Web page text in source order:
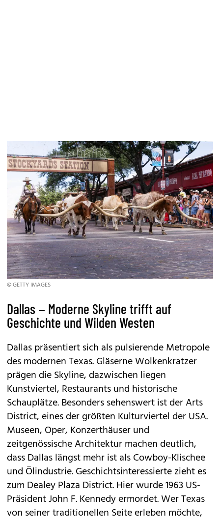
© GETTY IMAGES
Dallas – Moderne Skyline trifft auf
Geschichte und Wilden Westen
Dallas präsentiert sich als pulsierende Metropole
des modernen Texas. Gläserne Wolkenkratzer
prägen die Skyline, dazwischen liegen
Kunstviertel, Restaurants und historische
Schauplätze. Besonders sehenswert ist der Arts
District, eines der größten Kulturviertel der USA.
Museen, Oper, Konzerthäuser und
zeitgenössische Architektur machen deutlich,
dass Dallas längst mehr ist als Cowboy-Klischee
und Ölindustrie. Geschichtsinteressierte zieht es
zum Dealey Plaza District. Hier wurde 1963 US-
Präsident John F. Kennedy ermordet. Wer Texas
von seiner traditionellen Seite erleben möchte,